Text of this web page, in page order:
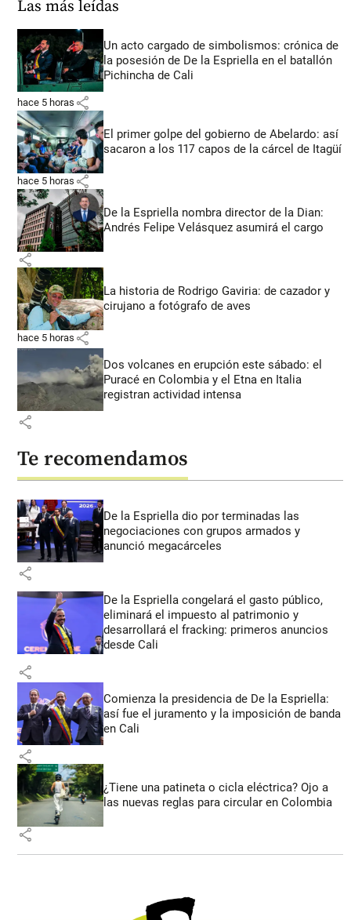
Las más leídas
Un acto cargado de simbolismos: crónica de
la posesión de De la Espriella en el batallón
Pichincha de Cali
hace 5 horas share
El primer golpe del gobierno de Abelardo: así
sacaron a los 117 capos de la cárcel de Itagüí
hace 5 horas share
De la Espriella nombra director de la Dian:
Andrés Felipe Velásquez asumirá el cargo
share
La historia de Rodrigo Gaviria: de cazador y
cirujano a fotógrafo de aves
hace 5 horas share
Dos volcanes en erupción este sábado: el
Puracé en Colombia y el Etna en Italia
registran actividad intensa
share
Te recomendamos
De la Espriella dio por terminadas las
negociaciones con grupos armados y
anunció megacárceles
share
De la Espriella congelará el gasto público,
eliminará el impuesto al patrimonio y
desarrollará el fracking: primeros anuncios
desde Cali
share
Comienza la presidencia de De la Espriella:
así fue el juramento y la imposición de banda
en Cali
share
¿Tiene una patineta o cicla eléctrica? Ojo a
las nuevas reglas para circular en Colombia
share